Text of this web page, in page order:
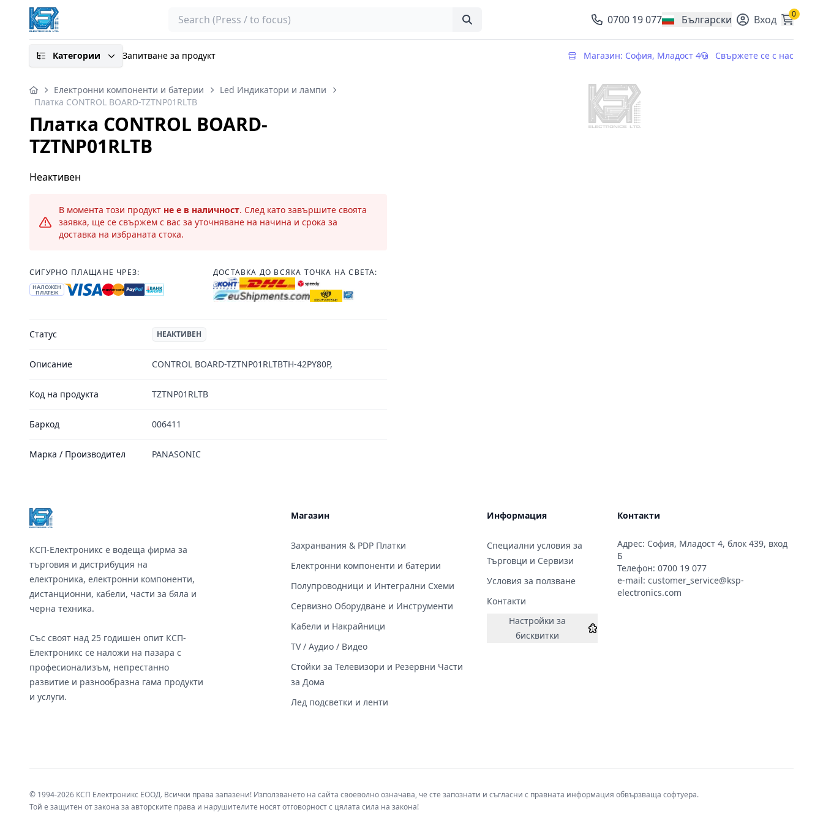
Search 0700 19 077 Български
, change currency Вход 0
Категории Запитване за продукт Магазин: София, Младост 4 Свържете се с нас
Електронни компоненти и батерии
Led Индикатори и лампи
Платка CONTROL BOARD-TZTNP01RLTB
Платка CONTROL BOARD-
TZTNP01RLTB
Неактивен
В момента този продукт не е в наличност. След като завършите своята
заявка, ще се свържем с вас за уточняване на начина и срока за
доставка на избраната стока.
СИГУРНО ПЛАЩАНЕ ЧРЕЗ:
НАЛОЖЕН
ПЛАТЕЖ
ДОСТАВКА ДО ВСЯКА ТОЧКА НА СВЕТА:
Статус НЕАКТИВЕН
Описание CONTROL BOARD-TZTNP01RLTBTH-42PY80P,
Код на продукта TZTNP01RLTB
Баркод 006411
Марка / Производител PANASONIC
КСП-Електроникс е водеща фирма за
търговия и дистрибуция на
електроника, електронни компоненти,
дистанционни, кабели, части за бяла и
черна техника.
Със своят над 25 годишен опит КСП-
Електроникс се наложи на пазара с
професионализъм, непрестанно
развитие и разнообразна гама продукти
и услуги.
Магазин
Захранвания & PDP Платки
Електронни компоненти и батерии
Полупроводници и Интегрални Схеми
Сервизно Оборудване и Инструменти
Кабели и Накрайници
TV / Аудио / Видео
Стойки за Телевизори и Резервни Части
за Дома
Лед подсветки и ленти
Информация
Специални условия за
Търговци и Сервизи
Условия за ползване
Контакти
Настройки за
бисквитки
Контакти
Адрес: София, Младост 4, блок 439, вход
Б
Телефон: 0700 19 077
e-mail: customer_service@ksp-
electronics.com
© 1994-2026 КСП Електроникс ЕООД. Всички права запазени! Използването на сайта своеволно означава, че сте запознати и съгласни с правната информация обвързваща софтуера.
Той е защитен от закона за авторските права и нарушителите носят отговорност с цялата сила на закона!